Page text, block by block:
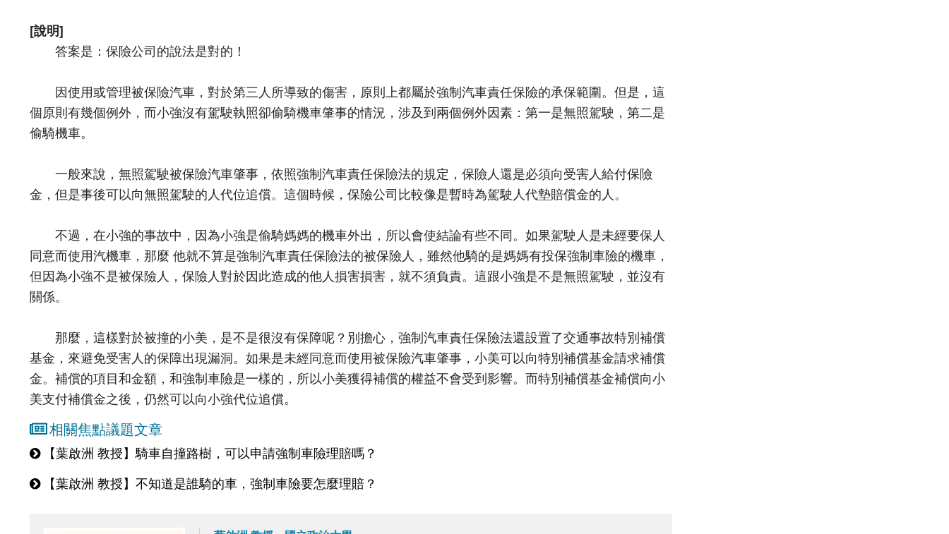
[說明]
答案是：保險公司的說法是對的！
因使用或管理被保險汽車，對於第三人所導致的傷害，原則上都屬於強制汽車責任保險的承保範圍。但是，這
個原則有幾個例外，而小強沒有駕駛執照卻偷騎機車肇事的情況，涉及到兩個例外因素：第一是無照駕駛，第二是
偷騎機車。
一般來說，無照駕駛被保險汽車肇事，依照強制汽車責任保險法的規定，保險人還是必須向受害人給付保險
金，但是事後可以向無照駕駛的人代位追償。這個時候，保險公司比較像是暫時為駕駛人代墊賠償金的人。
不過，在小強的事故中，因為小強是偷騎媽媽的機車外出，所以會使結論有些不同。如果駕駛人是未經要保人
同意而使用汽機車，那麼 他就不算是強制汽車責任保險法的被保險人，雖然他騎的是媽媽有投保強制車險的機車，
但因為小強不是被保險人，保險人對於因此造成的他人損害損害，就不須負責。這跟小強是不是無照駕駛，並沒有
關係。
那麼，這樣對於被撞的小美，是不是很沒有保障呢？別擔心，強制汽車責任保險法還設置了交通事故特別補償
基金，來避免受害人的保障出現漏洞。如果是未經同意而使用被保險汽車肇事，小美可以向特別補償基金請求補償
金。補償的項目和金額，和強制車險是一樣的，所以小美獲得補償的權益不會受到影響。而特別補償基金補償向小
美支付補償金之後，仍然可以向小強代位追償。
相關焦點議題文章
【葉啟洲 教授】騎車自撞路樹，可以申請強制車險理賠嗎？
【葉啟洲 教授】不知道是誰騎的車，強制車險要怎麼理賠？